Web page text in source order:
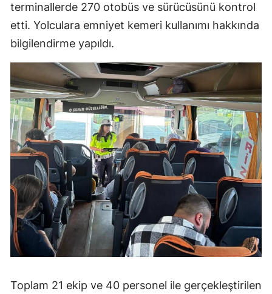
terminallerde 270 otobüs ve sürücüsünü kontrol
etti. Yolculara emniyet kemeri kullanımı hakkında
bilgilendirme yapıldı.
Toplam 21 ekip ve 40 personel ile gerçekleştirilen